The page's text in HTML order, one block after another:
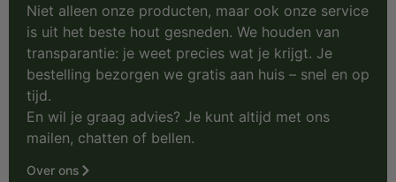
Niet alleen onze producten, maar ook onze service
is uit het beste hout gesneden. We houden van
transparantie: je weet precies wat je krijgt. Je
bestelling bezorgen we gratis aan huis – snel en op
tijd.
En wil je graag advies? Je kunt altijd met ons
mailen, chatten of bellen.
Over ons